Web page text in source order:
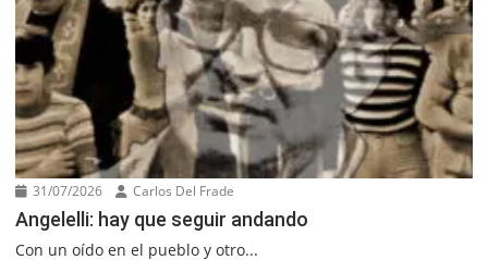
31/07/2026 Carlos Del Frade
Angelelli: hay que seguir andando
Con un oído en el pueblo y otro...